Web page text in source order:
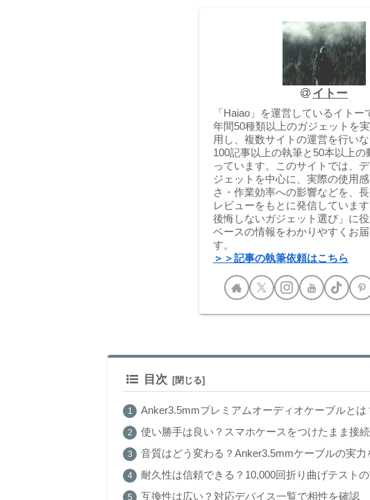
イトー
「Haiao」を運営しているイトー
年間50種類以上のガジェットを
用し、複数サイトの運営を行い
100記事以上の執筆と50本以上の
っています。このサイトでは、
ジェットを中心に、実際の使用
さ・作業効率への影響などを、
レビューをもとに発信していま
後悔しないガジェット選び」に
ベースの情報をわかりやすくお
す。
＞＞記事の執筆依頼はこちら
目次
Anker3.5mmプレミアムオーディオケーブルと
使い勝手は良い？スマホケースをつけたまま接
音質はどう変わる？Anker3.5mmケーブルの実力
耐久性は信頼できる？10,000回折り曲げテスト
互換性は広い？対応デバイス一覧で相性を確認